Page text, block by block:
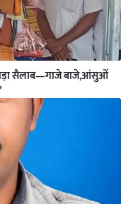
पड़ा सैलाब—गाजे बाजे,आंसुओं